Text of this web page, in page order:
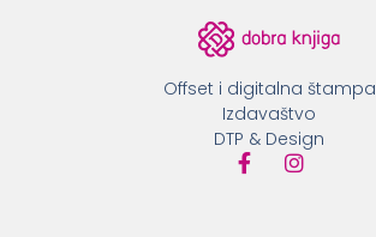
Offset i digitalna štampa
Izdavaštvo
DTP & Design